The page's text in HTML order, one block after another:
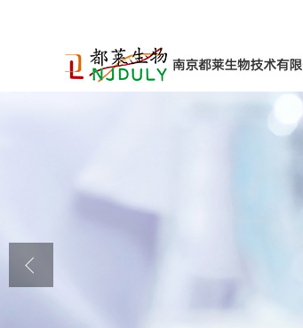
公司首页
联系方式